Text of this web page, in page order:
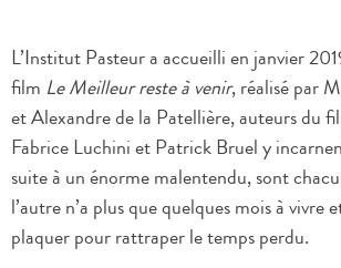
L’Institut Pasteur a accueilli en janvier
film Le Meilleur reste à venir, réalisé par
et Alexandre de la Patellière, auteurs du
Fabrice Luchini et Patrick Bruel y
suite à un énorme malentendu, sont
l’autre n’a plus que quelques mois à
plaquer pour rattraper le temps perdu.